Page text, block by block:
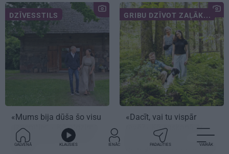
DZĪVESSTILS
«Mums bija dūša šo visu
uzņemties.» Kā atdzima
senā viensēta Salacas
krastā
GRIBU DZĪVOT ZAĻĀK...
«Dacīt, vai tu vispār
ravē?» Kā saskaņā ar
dabu saimnieko
bioloģiskajā saimniecībā
GALVENĀ KLAUSIES IENĀC PADALĪTIES VAIRĀK